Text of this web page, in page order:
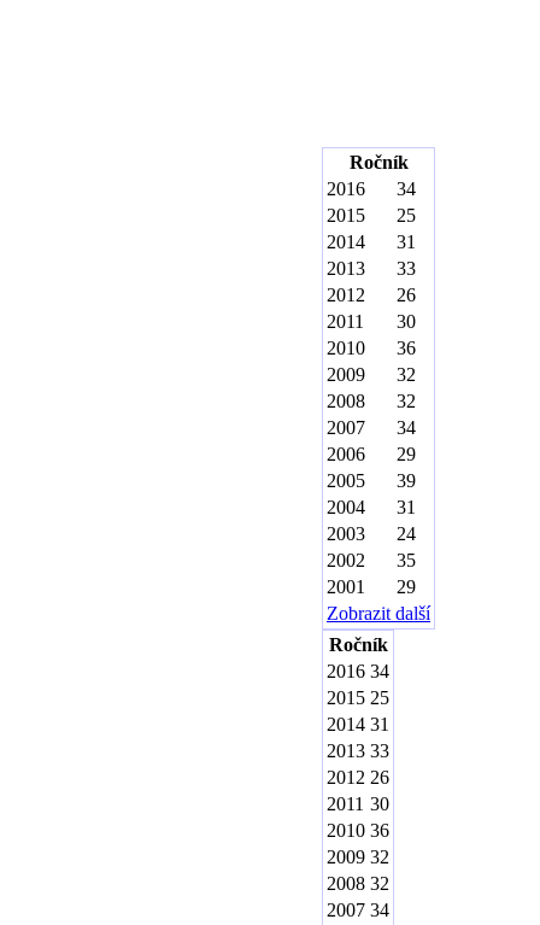
Ročník
2016
34
2015
25
2014
31
2013
33
2012
26
2011
30
2010
36
2009
32
2008
32
2007
34
2006
29
2005
39
2004
31
2003
24
2002
35
2001
29
Zobrazit další
Ročník
2016 34
2015 25
2014 31
2013 33
2012 26
2011 30
2010 36
2009 32
2008 32
2007 34